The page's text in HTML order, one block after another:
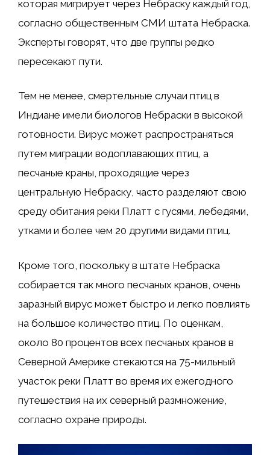
которая мигрирует через Небраску каждый год,
согласно общественным СМИ штата Небраска.
Эксперты говорят, что две группы редко
пересекают пути.
Тем не менее, смертельные случаи птиц в
Индиане имели биологов Небраски в высокой
готовности. Вирус может распространяться
путем миграции водоплавающих птиц, а
песчаные краны, проходящие через
центральную Небраску, часто разделяют свою
среду обитания реки Платт с гусями, лебедями,
утками и более чем 20 другими видами птиц.
Кроме того, поскольку в штате Небраска
собирается так много песчаных кранов, очень
заразный вирус может быстро и легко повлиять
на большое количество птиц. По оценкам,
около 80 процентов всех песчаных кранов в
Северной Америке стекаются на 75-мильный
участок реки Платт во время их ежегодного
путешествия на их северный размножение,
согласно охране природы.